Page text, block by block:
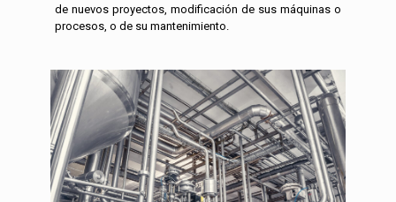
de nuevos proyectos, modificación de sus máquinas o
procesos, o de su mantenimiento.